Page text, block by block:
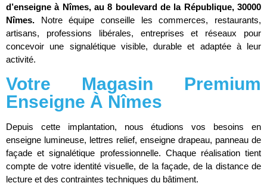
d’enseigne à Nîmes, au 8 boulevard de la République, 30000
Nîmes. Notre équipe conseille les commerces, restaurants,
artisans, professions libérales, entreprises et réseaux pour
concevoir une signalétique visible, durable et adaptée à leur
activité.
Votre Magasin Premium
Enseigne À Nîmes
Depuis cette implantation, nous étudions vos besoins en
enseigne lumineuse, lettres relief, enseigne drapeau, panneau de
façade et signalétique professionnelle. Chaque réalisation tient
compte de votre identité visuelle, de la façade, de la distance de
lecture et des contraintes techniques du bâtiment.